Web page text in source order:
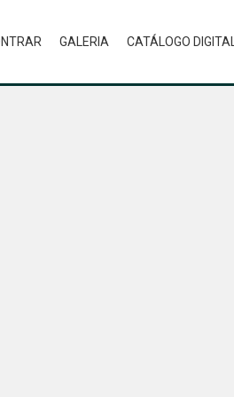
GALERIA CATÁLOGO DIGITAL